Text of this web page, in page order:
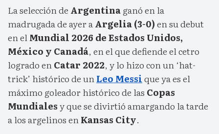
La selección de Argentinaganó en la
madrugada de ayer aArgelia (3-0)en su debut
en elMundial 2026 de Estados Unidos,
México y Canadá, en el que defiende el cetro
logrado enCatar 2022, y lo hizo con un ‘hat-
trick’ histórico de unLeo Messique ya es el
máximo goleador histórico de las Copas
Mundialesy que se divirtió amargando la tarde
a los argelinos enKansas City.